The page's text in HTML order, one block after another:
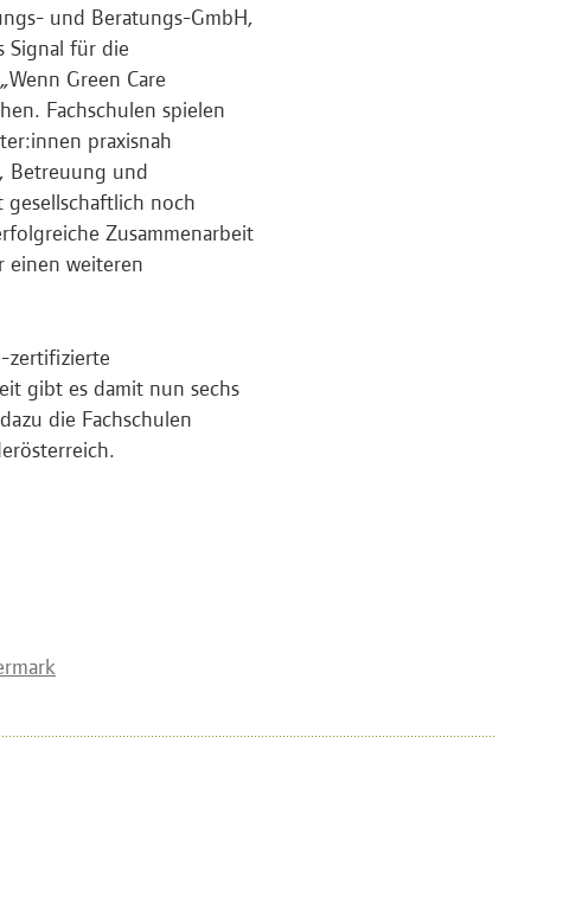
und Beratungs-GmbH,
Signal für die
Green Care
Fachschulen spielen
praxisnah
Betreuung und
noch
Zusammenarbeit
einen weiteren
zertifizierte
gibt es damit nun sechs
die Fachschulen